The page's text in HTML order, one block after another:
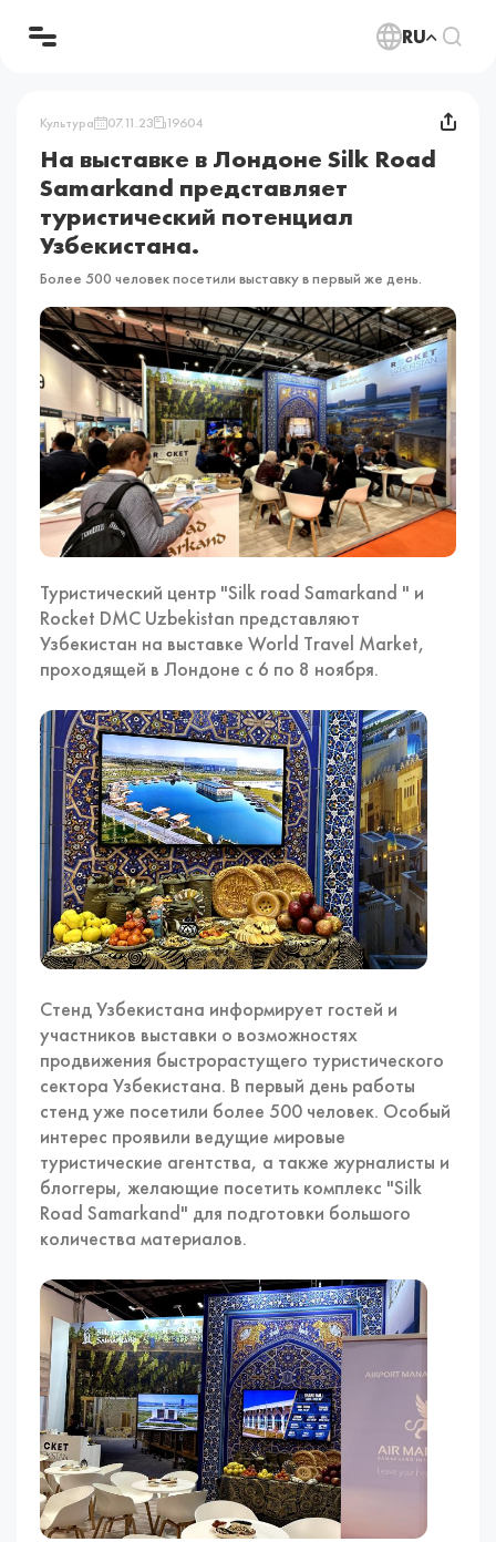
RU
Культура 07.11.23 19604
На выставке в Лондоне Silk Road
Samarkand представляет
туристический потенциал
Узбекистана.
Более 500 человек посетили выставку в первый же день.
Туристический центр "Silk road Samarkand " и
Rocket DMC Uzbekistan представляют
Узбекистан на выставке World Travel Market,
проходящей в Лондоне с 6 по 8 ноября.
Стенд Узбекистана информирует гостей и
участников выставки о возможностях
продвижения быстрорастущего туристического
сектора Узбекистана. В первый день работы
стенд уже посетили более 500 человек. Особый
интерес проявили ведущие мировые
туристические агентства, а также журналисты и
блоггеры, желающие посетить комплекс "Silk
Road Samarkand" для подготовки большого
количества материалов.